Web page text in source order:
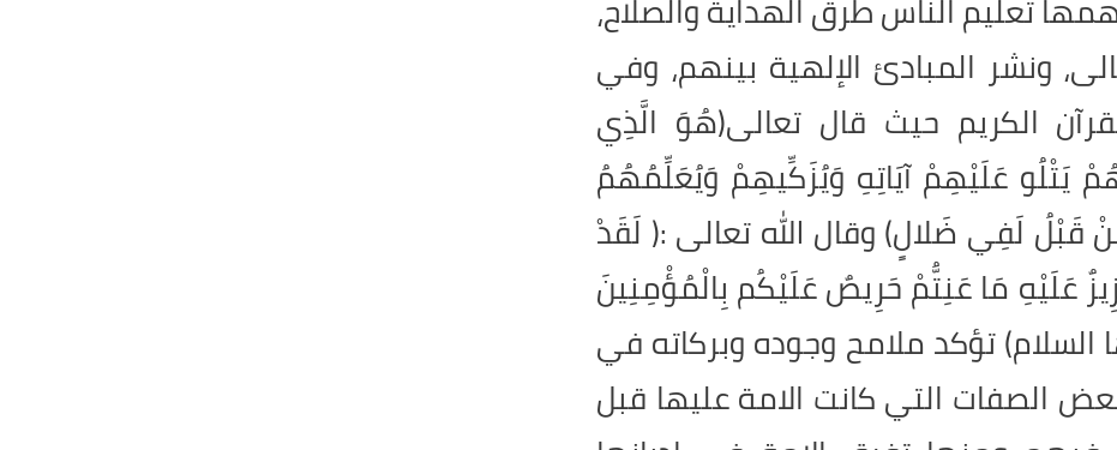
ونشر المبادئ الإلهية بينهم، وفي
الكريم حيث قال تعالى(هُوَ الَّذِي
يَتْلُو عَلَيْهِمْ آيَاتِهِ وَيُزَكِّيهِمْ وَيُعَلِّمُهُمُ
قَبْلُ لَفِي ضَلالٍ) وقال الله تعالى :( لَقَدْ
عَلَيْهِ مَا عَنِتُّمْ حَرِيصٌ عَلَيْكُم بِالْمُؤْمِنِينَ
السلام) تؤكد ملامح وجوده وبركاته في
الصفات التي كانت الامة عليها قبل